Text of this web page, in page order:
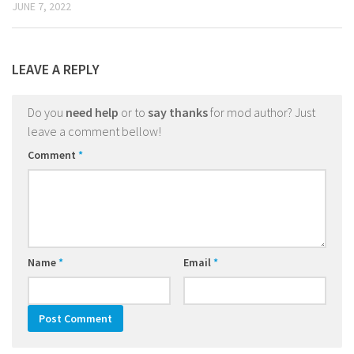
JUNE 7, 2022
LEAVE A REPLY
Do you need help or to say thanksfor mod author? Just
leave a comment bellow!
Comment *
Name* Email*